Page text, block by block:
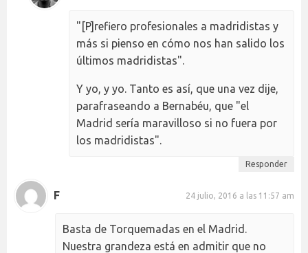
"[P]refiero profesionales a madridistas y
más si pienso en cómo nos han salido los
últimos madridistas".
Y yo, y yo. Tanto es así, que una vez dije,
parafraseando a Bernabéu, que "el
Madrid sería maravilloso si no fuera por
los madridistas".
Responder
F 24 julio, 2016 a las 11:57 am
Basta de Torquemadas en el Madrid.
Nuestra grandeza está en admitir que no